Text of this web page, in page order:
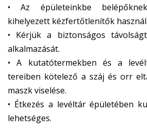
• Az épületeinkbe
kihelyezett kézfertőtlenítők
• Kérjük a biztonságos
alkalmazását.
• A kutatótermekben és a
tereiben kötelező a száj és orr
maszk viselése.
• Étkezés a levéltár épületében
lehetséges.